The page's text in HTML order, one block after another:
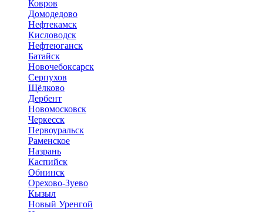
Ковров
Домодедово
Нефтекамск
Кисловодск
Нефтеюганск
Батайск
Новочебоксарск
Серпухов
Щёлково
Дербент
Новомосковск
Черкесск
Первоуральск
Раменское
Назрань
Каспийск
Обнинск
Орехово-Зуево
Кызыл
Новый Уренгой